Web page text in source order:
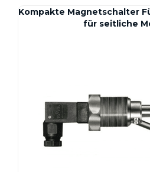
Kompakte Magnetschalter
für seitliche